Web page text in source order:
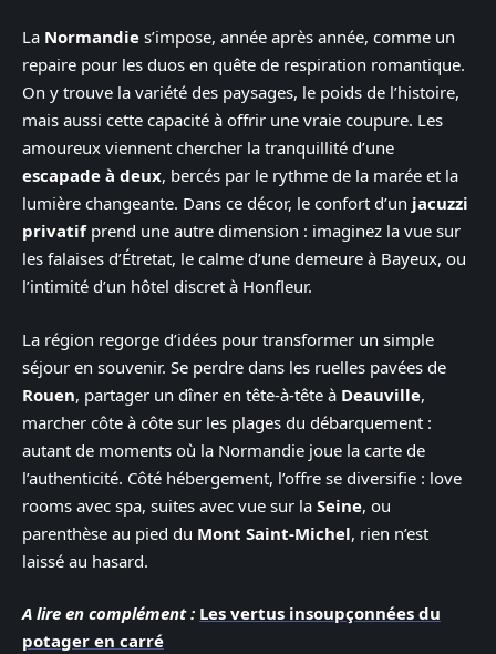
La Normandie s’impose, année après année, comme un
repaire pour les duos en quête de respiration romantique.
On y trouve la variété des paysages, le poids de l’histoire,
mais aussi cette capacité à offrir une vraie coupure. Les
amoureux viennent chercher la tranquillité d’une
escapade à deux, bercés par le rythme de la marée et la
lumière changeante. Dans ce décor, le confort d’un jacuzzi
privatifprend une autre dimension : imaginez la vue sur
les falaises d’Étretat, le calme d’une demeure à Bayeux, ou
l’intimité d’un hôtel discret à Honfleur.
La région regorge d’idées pour transformer un simple
séjour en souvenir. Se perdre dans les ruelles pavées de
Rouen, partager un dîner en tête-à-tête à Deauville,
marcher côte à côte sur les plages du débarquement :
autant de moments où la Normandie joue la carte de
l’authenticité. Côté hébergement, l’offre se diversifie : love
rooms avec spa, suites avec vue sur la Seine, ou
parenthèse au pied du Mont Saint-Michel, rien n’est
laissé au hasard.
A lire en complément : Les vertus insoupçonnées du
potager en carré